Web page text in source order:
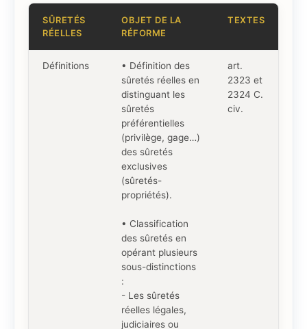
SÛRETÉS
RÉELLES
OBJET DE LA
RÉFORME
TEXTES
Définitions
• Définition des
sûretés réelles en
distinguant les
sûretés
préférentielles
(privilège, gage…)
des sûretés
exclusives
(sûretés-
propriétés).
• Classification
des sûretés en
opérant plusieurs
sous-distinctions
:
- Les sûretés
réelles légales,
judiciaires ou
art.
2323 et
2324 C.
civ.